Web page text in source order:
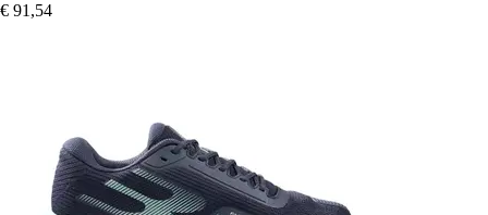
€ 91,54